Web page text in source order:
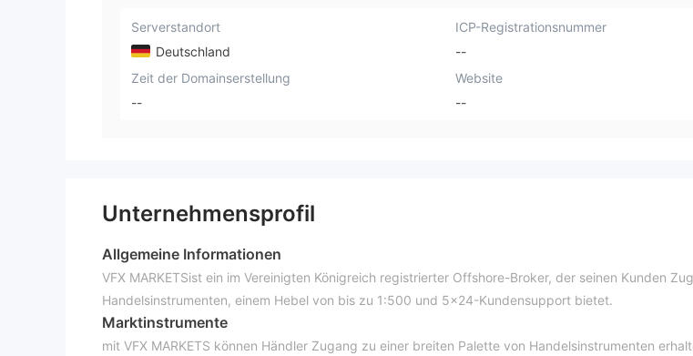
Serverstandort
Deutschland
ICP-Registrationsnummer
--
Zeit der Domainserstellung
--
Website
--
Unternehmensprofil
Allgemeine Informationen
VFX MARKETSist ein im Vereinigten Königreich registrierter Offshore-Broker, der seinen Kunden
Handelsinstrumenten, einem Hebel von bis zu 1:500 und 5x24-Kundensupport bietet.
Marktinstrumente
mit VFX MARKETS können Händler Zugang zu einer breiten Palette von Handelsinstrumenten